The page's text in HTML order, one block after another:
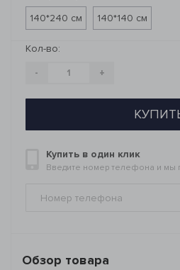
140*240 см
140*140 см
Кол-во:
- +
Купить в один клик
Введите номер телефона и мы
Обзор товара